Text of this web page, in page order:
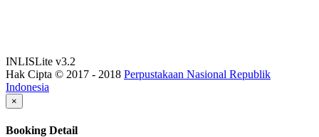
INLISLite v3.2
Hak Cipta © 2017 - 2018 Perpustakaan Nasional Republik
Indonesia
×
Booking Detail